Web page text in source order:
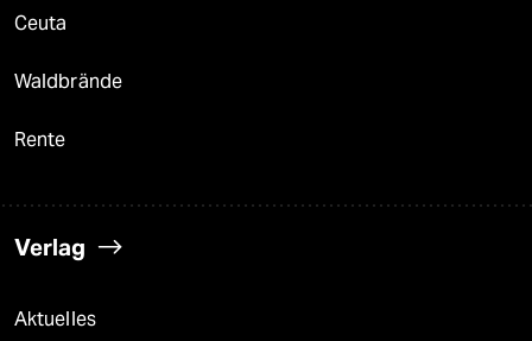
Ceuta
Waldbrände
Rente
Verlag
Aktuelles